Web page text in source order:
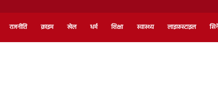
राजनीति क्राइम खेल धर्म शिक्षा स्वास्थ्य लाइफ़स्टाइल